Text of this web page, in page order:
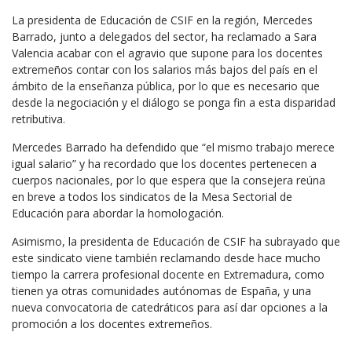
La presidenta de Educación de CSIF en la región, Mercedes
Barrado, junto a delegados del sector, ha reclamado a Sara
Valencia acabar con el agravio que supone para los docentes
extremeños contar con los salarios más bajos del país en el
ámbito de la enseñanza pública, por lo que es necesario que
desde la negociación y el diálogo se ponga fin a esta disparidad
retributiva.
Mercedes Barrado ha defendido que “el mismo trabajo merece
igual salario” y ha recordado que los docentes pertenecen a
cuerpos nacionales, por lo que espera que la consejera reúna
en breve a todos los sindicatos de la Mesa Sectorial de
Educación para abordar la homologación.
Asimismo, la presidenta de Educación de CSIF ha subrayado que
este sindicato viene también reclamando desde hace mucho
tiempo la carrera profesional docente en Extremadura, como
tienen ya otras comunidades autónomas de España, y una
nueva convocatoria de catedráticos para así dar opciones a la
promoción a los docentes extremeños.